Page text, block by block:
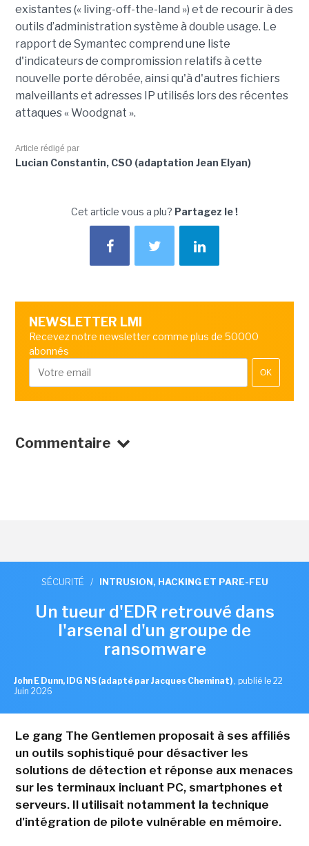
existantes (« living-off-the-land ») et de recourir à des
outils d’administration système à double usage. Le
rapport de Symantec comprend une liste
d'indicateurs de compromission relatifs à cette
nouvelle porte dérobée, ainsi qu'à d'autres fichiers
malveillants et adresses IP utilisés lors des récentes
attaques « Woodgnat ».
Article rédigé par
Lucian Constantin, CSO (adaptation Jean Elyan)
Cet article vous a plu? Partagez le !
NEWSLETTER LMI
Recevez notre newsletter comme plus de 50000
abonnés
OK
Commentaire
SÉCURITÉ / INTRUSION, HACKING ET PARE-FEU
Un tueur d'EDR retrouvé dans
l'arsenal d'un groupe de
ransomware
John E Dunn, IDG NS (adapté par Jacques Cheminat) , publié le 22
Juin 2026
Le gang The Gentlemen proposait à ses affiliés
un outils sophistiqué pour désactiver les
solutions de détection et réponse aux menaces
sur les terminaux incluant PC, smartphones et
serveurs. Il utilisait notamment la technique
d'intégration de pilote vulnérable en mémoire.